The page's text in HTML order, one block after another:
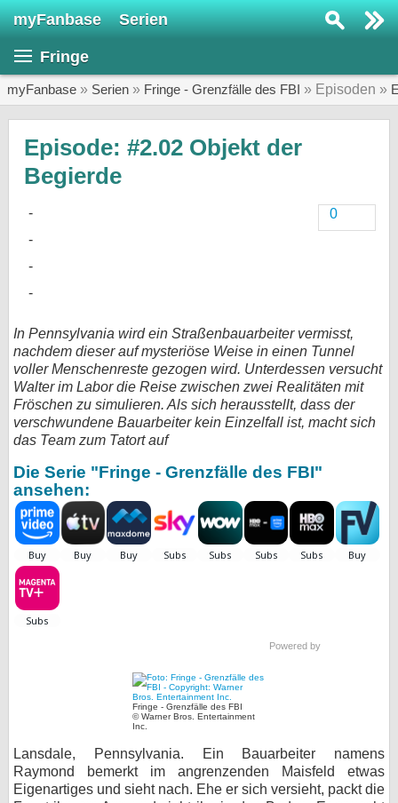
myFanbase Serien
Fringe
myFanbase » Serien » Fringe - Grenzfälle des FBI » Episoden »
Episode: #2.02 Objekt der
Begierde
0
In Pennsylvania wird ein Straßenbauarbeiter vermisst,
nachdem dieser auf mysteriöse Weise in einen Tunnel
voller Menschenreste gezogen wird. Unterdessen versucht
Walter im Labor die Reise zwischen zwei Realitäten mit
Fröschen zu simulieren. Als sich herausstellt, dass der
verschwundene Bauarbeiter kein Einzelfall ist, macht sich
das Team zum Tatort auf
Die Serie "Fringe - Grenzfälle des FBI"
ansehen:
Powered by
Fringe - Grenzfälle des FBI
© Warner Bros. Entertainment
Inc.
Lansdale, Pennsylvania. Ein Bauarbeiter namens
Raymond bemerkt im angrenzenden Maisfeld etwas
Eigenartiges und sieht nach. Ehe er sich versieht, packt die
SERIEN
Kolumnen
Gewinnspiele
Forum
bei X
Kontakt
Nutzungsbedingungen
Impressum
Desktop-Ansicht
myFanbase